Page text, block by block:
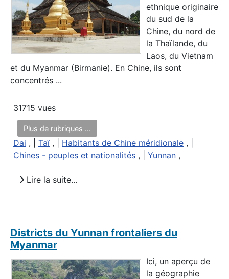
ethnique originaire
du sud de la
Chine, du nord de
la Thaïlande, du
Laos, du Vietnam
et du Myanmar (Birmanie). En Chine, ils sont
concentrés ...
31715 vues
Plus de rubriques ...
Dai , | Taï, | Habitants de Chine méridionale , |
Chines - peuples et nationalités , | Yunnan ,
Lire la suite...
Districts du Yunnan frontaliers du
Myanmar
Ici, un aperçu de
la géographie